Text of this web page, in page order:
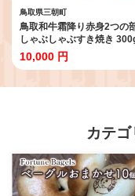
鳥取県三朝町
鳥取和牛霜降り赤身2つの
しゃぶしゃぶすき焼き
｜鳥取和牛 肉 お肉 にく す
しゃぶしゃぶ 食品 鳥取県産
三朝町
10,000 円
カテ